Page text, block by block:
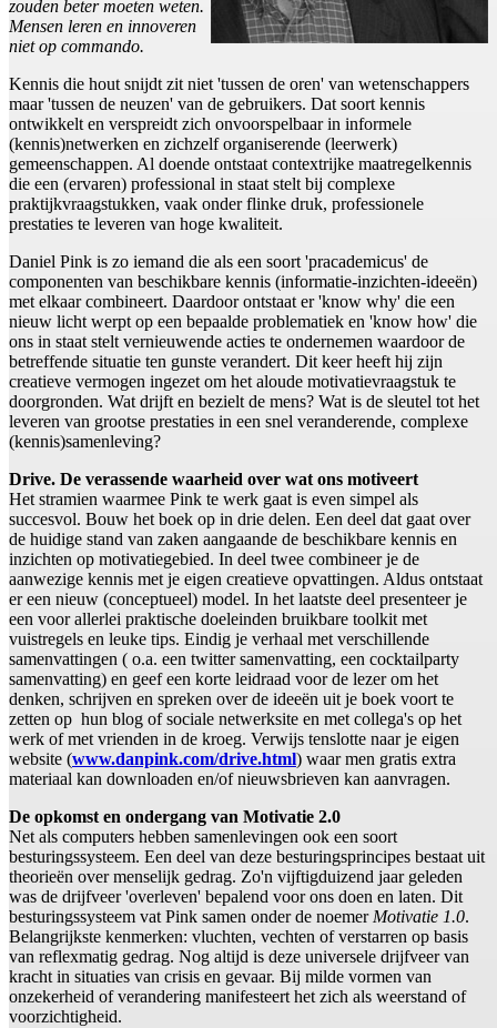
zouden beter moeten weten.
Mensen leren en innoveren
niet op commando.
Kennis die hout snijdt zit niet 'tussen de oren' van wetenschappers
maar 'tussen de neuzen' van de gebruikers. Dat soort kennis
ontwikkelt en verspreidt zich onvoorspelbaar in informele
(kennis)netwerken en zichzelf organiserende (leerwerk)
gemeenschappen. Al doende ontstaat contextrijke maatregelkennis
die een (ervaren) professional in staat stelt bij complexe
praktijkvraagstukken, vaak onder flinke druk, professionele
prestaties te leveren van hoge kwaliteit.
Daniel Pink is zo iemand die als een soort 'pracademicus' de
componenten van beschikbare kennis (informatie-inzichten-ideeën)
met elkaar combineert. Daardoor ontstaat er 'know why' die een
nieuw licht werpt op een bepaalde problematiek en 'know how' die
ons in staat stelt vernieuwende acties te ondernemen waardoor de
betreffende situatie ten gunste verandert. Dit keer heeft hij zijn
creatieve vermogen ingezet om het aloude motivatievraagstuk te
doorgronden. Wat drijft en bezielt de mens? Wat is de sleutel tot het
leveren van grootse prestaties in een snel veranderende, complexe
(kennis)samenleving?
Drive. De verassende waarheid over wat ons motiveert
Het stramien waarmee Pink te werk gaat is even simpel als
succesvol. Bouw het boek op in drie delen. Een deel dat gaat over
de huidige stand van zaken aangaande de beschikbare kennis en
inzichten op motivatiegebied. In deel twee combineer je de
aanwezige kennis met je eigen creatieve opvattingen. Aldus ontstaat
er een nieuw (conceptueel) model. In het laatste deel presenteer je
een voor allerlei praktische doeleinden bruikbare toolkit met
vuistregels en leuke tips. Eindig je verhaal met verschillende
samenvattingen ( o.a. een twitter samenvatting, een cocktailparty
samenvatting) en geef een korte leidraad voor de lezer om het
denken, schrijven en spreken over de ideeën uit je boek voort te
zetten op hun blog of sociale netwerksite en met collega's op het
werk of met vrienden in de kroeg. Verwijs tenslotte naar je eigen
website (www.danpink.com/drive.html) waar men gratis extra
materiaal kan downloaden en/of nieuwsbrieven kan aanvragen.
De opkomst en ondergang van Motivatie 2.0
Net als computers hebben samenlevingen ook een soort
besturingssysteem. Een deel van deze besturingsprincipes bestaat uit
theorieën over menselijk gedrag. Zo'n vijftigduizend jaar geleden
was de drijfveer 'overleven' bepalend voor ons doen en laten. Dit
besturingssysteem vat Pink samen onder de noemerMotivatie 1.0.
Belangrijkste kenmerken: vluchten, vechten of verstarren op basis
van reflexmatig gedrag. Nog altijd is deze universele drijfveer van
kracht in situaties van crisis en gevaar. Bij milde vormen van
onzekerheid of verandering manifesteert het zich als weerstand of
voorzichtigheid.